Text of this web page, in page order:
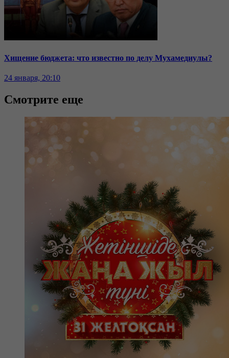
Хищение бюджета: что известно по делу Мухамедиулы?
24 января, 20:10
Смотрите еще